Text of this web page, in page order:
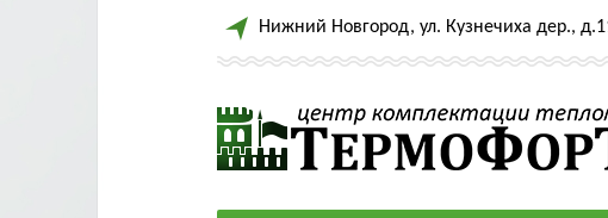
Нижний Новгород, ул. Кузнечиха дер.,